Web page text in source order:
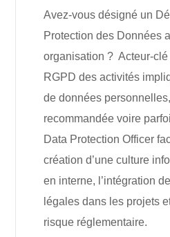
Avez-vous désigné un
Protection des Données
organisation ? Acteur-
RGPD des activités
de données
recommandée voire
Data Protection Officer
création d’une culture
en interne, l’intégration
légales dans les projets
risque réglementaire.